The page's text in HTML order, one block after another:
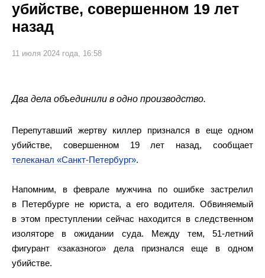
убийстве, совершенном 19 лет
назад
11 июля 2024 года, 16:58
Два дела объединили в одно производство.
Перепутавший жертву киллер признался в еще одном
убийстве, совершенном 19 лет назад, сообщает
телеканал «Санкт-Петербург».
Напомним, в феврале мужчина по ошибке застрелил
в Петербурге не юриста, а его водителя. Обвиняемый
в этом преступлении сейчас находится в следственном
изоляторе в ожидании суда. Между тем, 51-летний
фигурант «заказного» дела признался еще в одном
убийстве.